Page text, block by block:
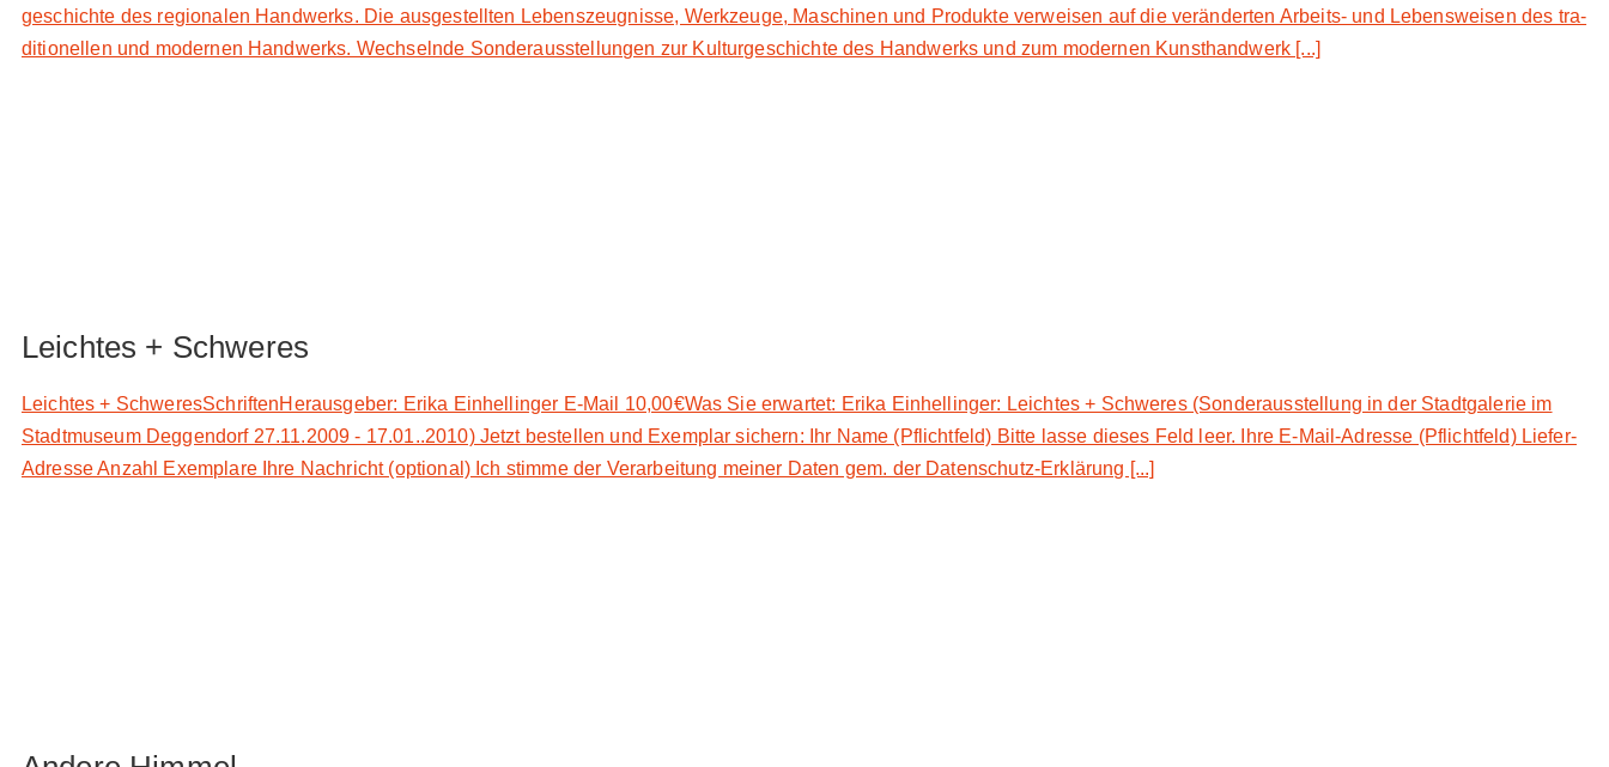
ge­schich­te des re­gio­na­len Hand­werks. Die aus­ge­stell­ten Le­bens­zeug­nis­se, Werk­zeu­ge, Ma­schi­nen und Pro­duk­te verweisen auf die ve­ränder­ten Ar­beits- und Le­bens­wei­sen des tra­
di­tio­nel­len und mo­der­nen Hand­werks. Wech­seln­de Son­der­aus­stel­lun­gen zur Kul­tur­ge­schich­te des Hand­werks und zum mo­der­nen Kunsthand­werk [...]
Leichtes + Schweres
Leichtes + SchweresSchriftenHerausgeber: Erika Einhellinger E-Mail 10,00€Was Sie erwartet: Erika Einhellinger: Leichtes + Schweres (Sonderausstellung in der Stadtgalerie im
Stadtmuseum Deggendorf 27.11.2009 - 17.01..2010) Jetzt bestellen und Exemplar sichern: Ihr Name (Pflichtfeld) Bitte lasse dieses Feld leer. Ihre E-Mail-Adresse (Pflichtfeld) Liefer-
Adresse Anzahl Exemplare Ihre Nachricht (optional) Ich stimme der Verarbeitung meiner Daten gem. der Datenschutz-Erklärung [...]